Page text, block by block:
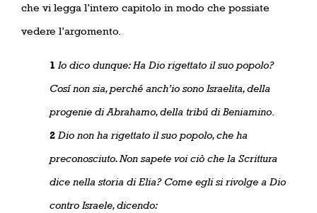
che vi legga l’intero capitolo in modo che possiate
vedere l’argomento.
1 Io dico dunque: Ha Dio rigettato il suo popolo?
Cosí non sia, perché anch’io sono Israelita, della
progenie di Abrahamo, della tribú di Beniamino
2 Dio non ha rigettato il suo popolo, che ha
preconosciuto. Non sapete voi ciò che la Scrittura
dice nella storia di Elia? Come egli si rivolge a Dio
contro Israele, dicendo: